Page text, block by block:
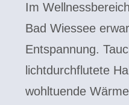
Im
Bad Wiessee
Entspannung.
lichtdurchflutete
wohltuende